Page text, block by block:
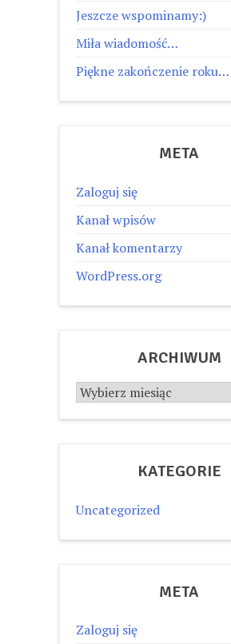
Jeszcze wspominamy:)
Miła wiadomość…
Piękne zakończenie roku…
META
Zaloguj się
Kanał wpisów
Kanał komentarzy
WordPress.org
ARCHIWUM
Archiwum
KATEGORIE
Uncategorized
META
Zaloguj się